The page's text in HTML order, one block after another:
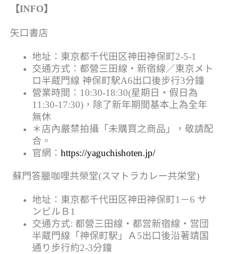
【INFO】
矢口書店
地址：東京都千代田区神田神保町2-5-1
交通方式：都營三田線・新宿線／東京メト
ロ半蔵門線 神保町駅A6出口後步行3分鐘
營業時間：10:30‐18:30(星期日・假日為
11:30-17:30)，除了新年期間基本上為全年
無休
＊店內嚴禁拍攝「未購買之商品」，敬請配
合。
官網： https://yaguchishoten.jp/
蘇門答臘咖哩共榮堂(スマトラカレー共栄堂)
地址：東京都千代田区神田神保町1－6 サ
ンビルＢ1
交通方式: 都營三田線・都営新宿線・営団
半蔵門線「神保町駅」Ａ5出口後沿著靖国
通り步行約2-3分鐘